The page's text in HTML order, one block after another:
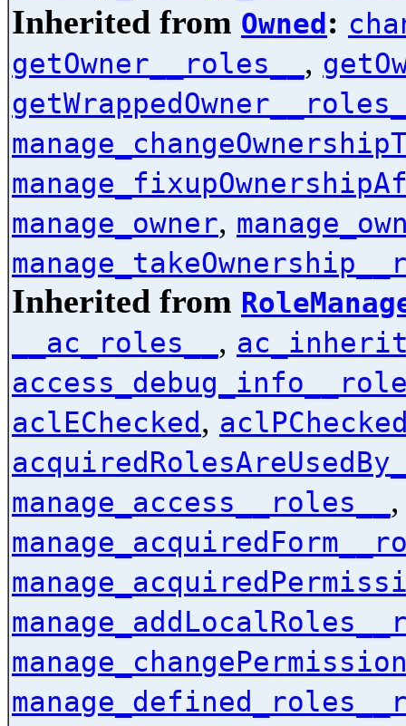
Inherited from Owned :
getOwner__roles__ ,
manage_owner,
Inherited from
__ac_roles__ ,
aclEChecked ,
manage_access__roles__